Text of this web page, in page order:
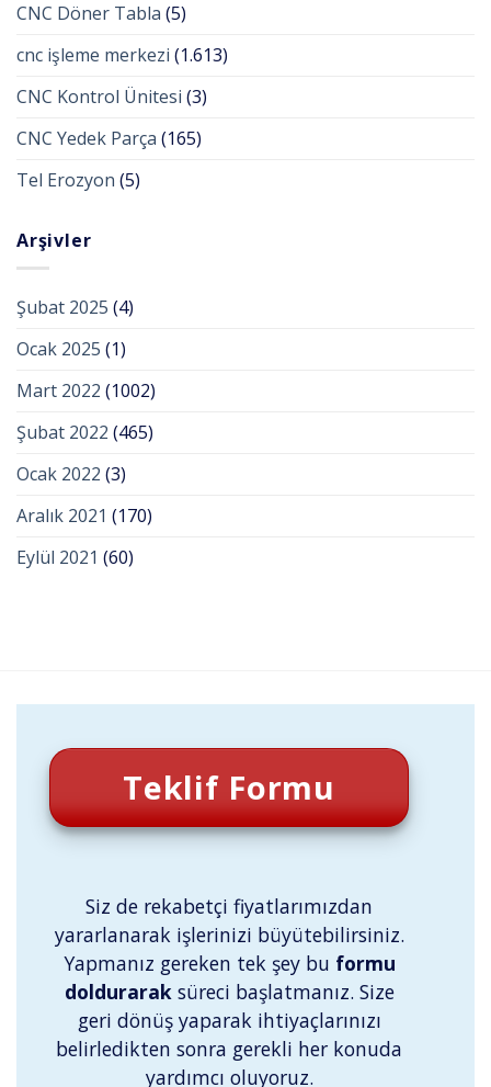
CNC Döner Tabla (5)
cnc işleme merkezi (1.613)
CNC Kontrol Ünitesi (3)
CNC Yedek Parça (165)
Tel Erozyon (5)
Arşivler
Şubat 2025 (4)
Ocak 2025 (1)
Mart 2022 (1002)
Şubat 2022 (465)
Ocak 2022 (3)
Aralık 2021 (170)
Eylül 2021 (60)
Teklif Formu
Siz de rekabetçi fiyatlarımızdan
yararlanarak işlerinizi büyütebilirsiniz.
Yapmanız gereken tek şey bu formu
doldurarak süreci başlatmanız. Size
geri dönüş yaparak ihtiyaçlarınızı
belirledikten sonra gerekli her konuda
yardımcı oluyoruz.